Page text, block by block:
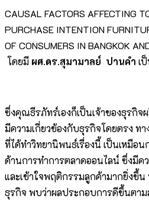
CAUSAL FACTORS AFFECTING
PURCHASE INTENTION
OF CONSUMERS IN BANGKOK
โดยมี ผศ.ดร.สุมามาลย์ ปานคำ เ
ซึ่งคุณธีรภัทร์เองก็เป็นเจ้าของธุรกิจ
มีความเกี่ยวข้องกับธุรกิจโดยตรง ท
ที่ได้ทำวิทยานิพนธ์เรื่องนี้ เป็นเหมือ
ด้านการทำการตลาดออนไลน์ ซึ่งมี
และเข้าใจพฤติกรรมลูกค้ามากยิ่งขึ้
ธุรกิจ พบว่าผลประกอบการดีขึ้นตา